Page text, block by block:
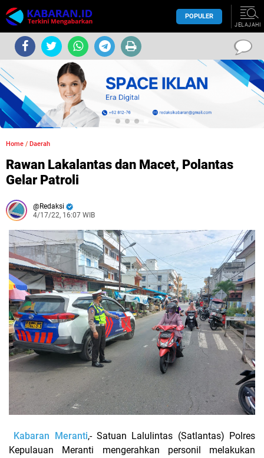
POPULER
JELAJAHI
Home / Daerah
Rawan Lakalantas dan Macet, Polantas
Gelar Patroli
Redaksi
4/17/22, 16:07 WIB
Kabaran Meranti,- Satuan Lalulintas (Satlantas) Polres
Kepulauan Meranti mengerahkan personil melakukan